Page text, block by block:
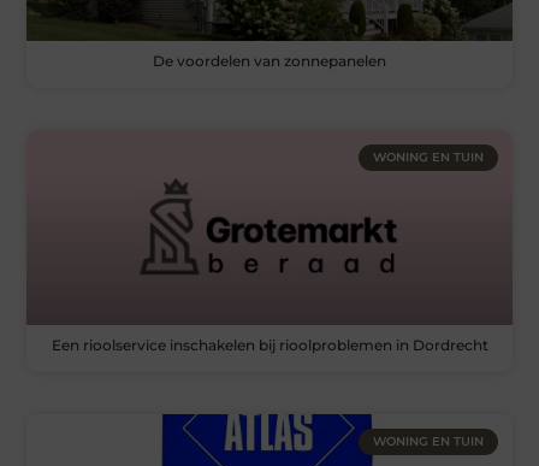
De voordelen van zonnepanelen
WONING EN TUIN
Een rioolservice inschakelen bij rioolproblemen in Dordrecht
WONING EN TUIN